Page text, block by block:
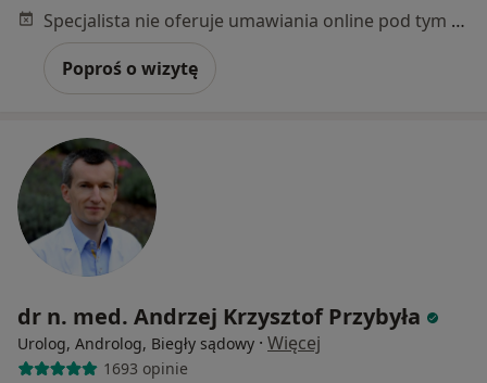
Specjalista nie oferuje umawiania online pod tym adresem.
Poproś o wizytę
dr n. med. Andrzej Krzysztof Przybyła
Urolog, Androlog, Biegły sądowy · Więcej
1693 opinie